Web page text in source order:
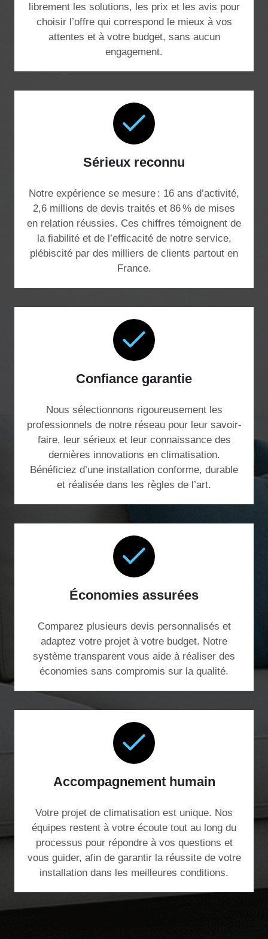
librement les solutions, les prix et les avis pour
choisir l’offre qui correspond le mieux à vos
attentes et à votre budget, sans aucun
engagement.
Sérieux reconnu
Notre expérience se mesure : 16 ans d’activité,
2,6 millions de devis traités et 86 % de mises
en relation réussies. Ces chiffres témoignent de
la fiabilité et de l’efficacité de notre service,
plébiscité par des milliers de clients partout en
France.
Confiance garantie
Nous sélectionnons rigoureusement les
professionnels de notre réseau pour leur savoir-
faire, leur sérieux et leur connaissance des
dernières innovations en climatisation.
Bénéficiez d’une installation conforme, durable
et réalisée dans les règles de l’art.
Économies assurées
Comparez plusieurs devis personnalisés et
adaptez votre projet à votre budget. Notre
système transparent vous aide à réaliser des
économies sans compromis sur la qualité.
Accompagnement humain
Votre projet de climatisation est unique. Nos
équipes restent à votre écoute tout au long du
processus pour répondre à vos questions et
vous guider, afin de garantir la réussite de votre
installation dans les meilleures conditions.